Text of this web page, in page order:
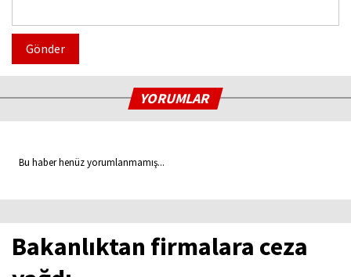
Gönder
YORUMLAR
Bu haber henüz yorumlanmamış...
Bakanlıktan firmalara ceza